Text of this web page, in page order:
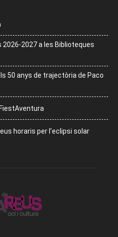
2027 a les Biblioteques
50 anys de trajectòria de Paco
horaris per l’eclipsi solar